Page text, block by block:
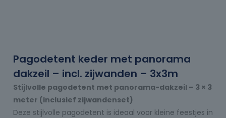
Pagodetent keder met panorama
dakzeil – incl. zijwanden – 3x3m
Stijlvolle pagodetent met panorama-dakzeil – 3 × 3
meter (inclusief zijwandenset)
Deze stijlvolle pagodetent is ideaal voor kleine feestjes in